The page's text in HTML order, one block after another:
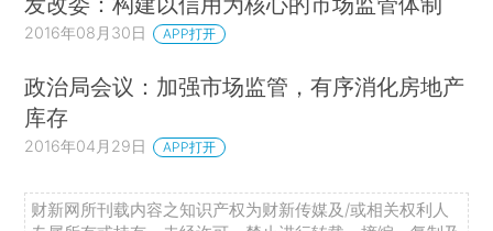
2016年08月30日 APP打开
政治局会议：加强市场监管，有序消化房地产
库存
2016年04月29日 APP打开
财新网所刊载内容之知识产权为财新传媒及/或相关权利人